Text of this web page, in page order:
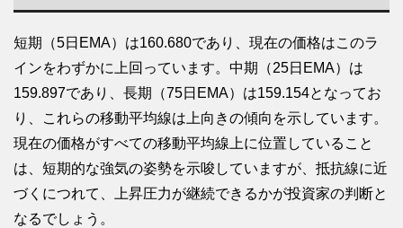
短期（5日EMA）は160.680であり、現在の価格はこのラ
インをわずかに上回っています。中期（25日EMA）は
159.897であり、長期（75日EMA）は159.154となってお
り、これらの移動平均線は上向きの傾向を示しています。
現在の価格がすべての移動平均線上に位置していること
は、短期的な強気の姿勢を示唆していますが、抵抗線に近
づくにつれて、上昇圧力が継続できるかが投資家の判断と
なるでしょう。